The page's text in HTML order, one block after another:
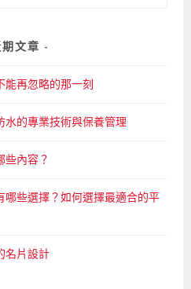
文章
能再忽略的那一刻
水的專業技術與保養管理
些內容？
哪些選擇？如何選擇最適合的平
名片設計